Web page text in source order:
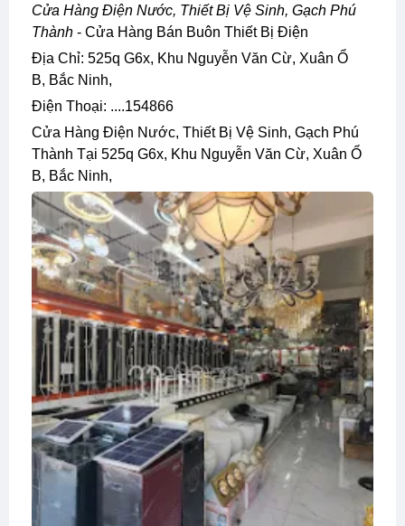
Cửa Hàng Điện Nước, Thiết Bị Vệ Sinh, Gạch Phú
Thành - Cửa Hàng Bán Buôn Thiết Bị Điện
Địa Chỉ: 525q G6x, Khu Nguyễn Văn Cừ, Xuân Ổ
B, Bắc Ninh,
Điện Thoại: ....154866
Cửa Hàng Điện Nước, Thiết Bị Vệ Sinh, Gạch Phú
Thành Tại 525q G6x, Khu Nguyễn Văn Cừ, Xuân Ổ
B, Bắc Ninh,